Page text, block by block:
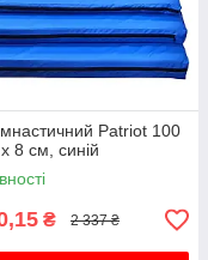
Patriot 100
8 см, синій
₴ 2 337 ₴